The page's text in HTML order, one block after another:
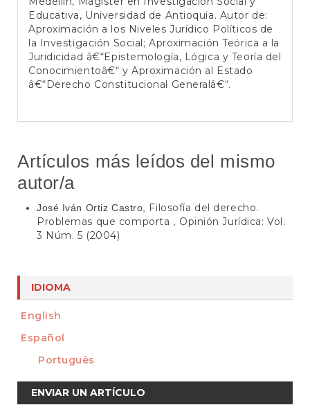
Educativa, Universidad de Antioquia. Autor de:
Aproximación a los Niveles Jurídico Políticos de
la Investigación Social; Aproximación Teórica a la
Juridicidad â€“Epistemología, Lógica y Teoría del
Conocimientoâ€“ y Aproximación al Estado
â€“Derecho Constitucional Generalâ€“.
Artículos más leídos del mismo
autor/a
José Iván Ortiz Castro, Filosofía del derecho.
Problemas que comporta
Opinión Jurídica: Vol.
3 Núm. 5 (2004)
IDIOMA
English
Español
Português
Enviar
ENVIAR UN ARTÍCULO